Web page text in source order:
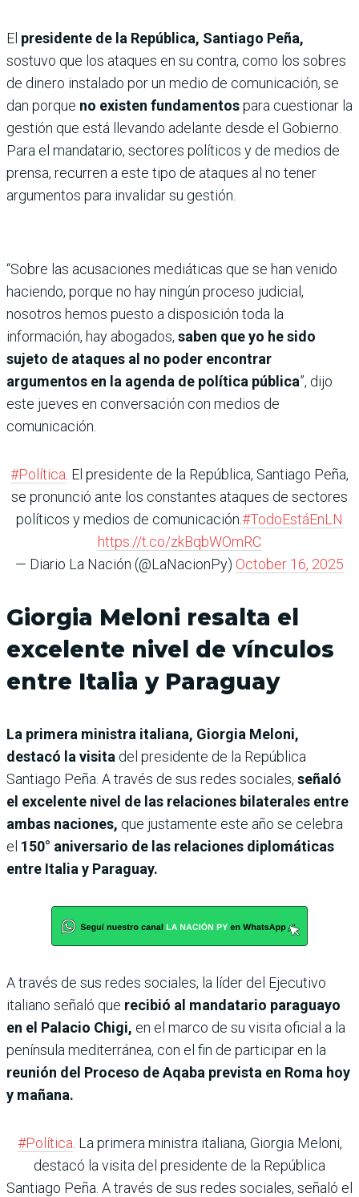
El presidente de la República, Santiago Peña,
sostuvo que los ataques en su contra, como los sobres
de dinero instalado por un medio de comunicación, se
dan porque no existen fundamentospara cuestionar la
gestión que está llevando adelante desde el Gobierno.
Para el mandatario, sectores políticos y de medios de
prensa, recurren a este tipo de ataques al no tener
argumentos para invalidar su gestión.
“Sobre las acusaciones mediáticas que se han venido
haciendo, porque no hay ningún proceso judicial,
nosotros hemos puesto a disposición toda la
información, hay abogados, saben que yo he sido
sujeto de ataques al no poder encontrar
argumentos en la agenda de política pública”, dijo
este jueves en conversación con medios de
comunicación.
#Política . El presidente de la República, Santiago Peña,
se pronunció ante los constantes ataques de sectores
políticos y medios de comunicación.#TodoEstáEnLN
https://t.co/zkBqbWOmRC
— Diario La Nación (@LaNacionPy) October 16, 2025
Giorgia Meloni resalta el
excelente nivel de vínculos
entre Italia y Paraguay
La primera ministra italiana, Giorgia Meloni,
destacó la visita del presidente de la República
Santiago Peña. A través de sus redes sociales, señaló
el excelente nivel de las relaciones bilaterales entre
ambas naciones, que justamente este año se celebra
el 150° aniversario de las relaciones diplomáticas
entre Italia y Paraguay.
A través de sus redes sociales, la líder del Ejecutivo
italiano señaló que recibió al mandatario paraguayo
en el Palacio Chigi, en el marco de su visita oficial a la
península mediterránea, con el fin de participar en la
reunión del Proceso de Aqaba prevista en Roma hoy
y mañana.
#Política . La primera ministra italiana, Giorgia Meloni,
destacó la visita del presidente de la República
Santiago Peña. A través de sus redes sociales, señaló el